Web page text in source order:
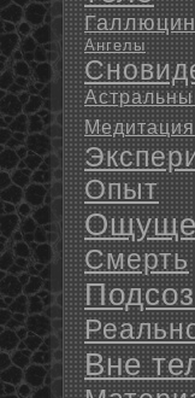
Ангелы
Медитация
Опыт
Смерть
Вне